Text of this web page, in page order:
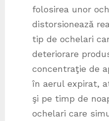
folosirea unor
distorsionează
tip de ochelari
deteriorare
concentraţie de
în aerul expirat,
şi pe timp de
ochelari care